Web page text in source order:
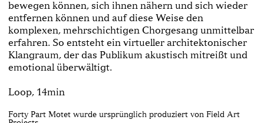
bewegen können, sich ihnen nähern und sich wieder
entfernen können und auf diese Weise den
komplexen, mehrschichtigen Chorgesang unmittelbar
erfahren. So entsteht ein virtueller architektonischer
Klangraum, der das Publikum akustisch mitreißt und
emotional überwältigt.
Loop, 14min
Forty Part Motet wurde ursprünglich produziert von Field Art